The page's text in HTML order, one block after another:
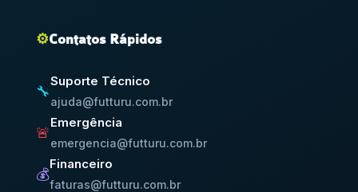
⚙️Contatos Rápidos
🔧
Suporte Técnico
ajuda@futturu.com.br
🚨
Emergência
emergencia@futturu.com.br
💰
Financeiro
faturas@futturu.com.br